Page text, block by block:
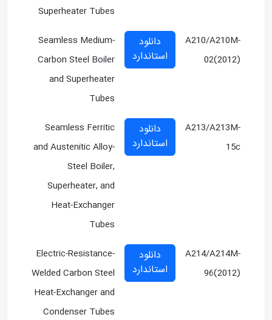
Superheater Tubes
A210/A210M-
02(2012)
دانلود
استاندارد
Seamless Medium-
Carbon Steel Boiler
and Superheater
Tubes
A213/A213M-
15c
دانلود
استاندارد
Seamless Ferritic
and Austenitic Alloy-
Steel Boiler,
Superheater, and
Heat-Exchanger
Tubes
A214/A214M-
96(2012)
دانلود
استاندارد
Electric-Resistance-
Welded Carbon Steel
Heat-Exchanger and
Condenser Tubes